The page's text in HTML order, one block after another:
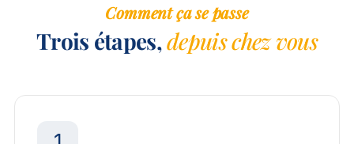
Comment ça se passe
Trois étapes,depuis chez vous